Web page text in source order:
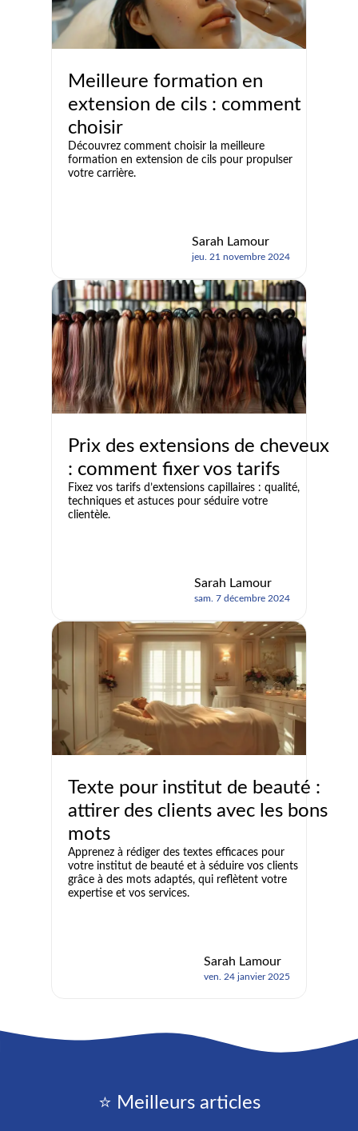
Meilleure formation en
extension de cils : comment
choisir
Découvrez comment choisir la meilleure
formation en extension de cils pour propulser
votre carrière.
Sarah Lamour
jeu. 21 novembre 2024
Prix des extensions de cheveux
: comment fixer vos tarifs
Fixez vos tarifs d’extensions capillaires : qualité,
techniques et astuces pour séduire votre
clientèle.
Sarah Lamour
sam. 7 décembre 2024
Texte pour institut de beauté :
attirer des clients avec les bons
mots
Apprenez à rédiger des textes efficaces pour
votre institut de beauté et à séduire vos clients
grâce à des mots adaptés, qui reflètent votre
expertise et vos services.
Sarah Lamour
ven. 24 janvier 2025
⭐ Meilleurs articles